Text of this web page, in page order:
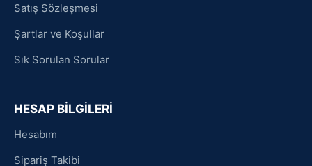
Satış Sözleşmesi
Şartlar ve Koşullar
Sık Sorulan Sorular
HESAP BİLGİLERİ
Hesabım
Sipariş Takibi